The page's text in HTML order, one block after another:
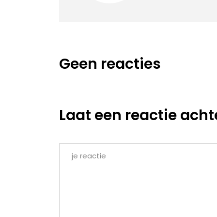
Geen reacties
Laat een reactie